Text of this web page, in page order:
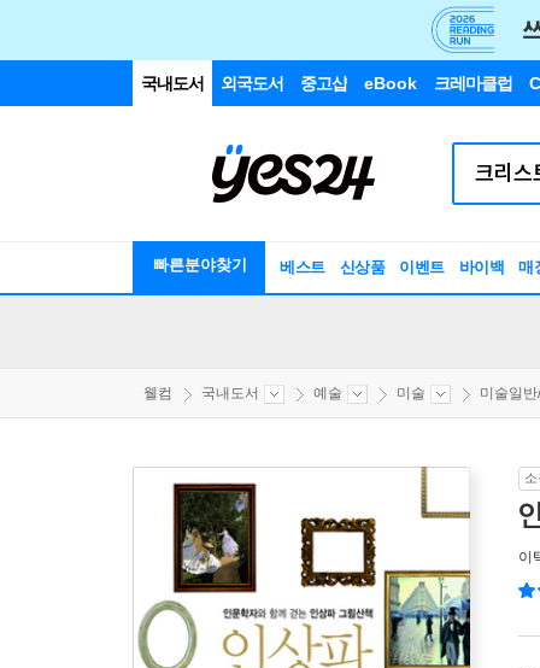
국내도서 외국도서 중고샵 eBook 크레마클럽
빠른분야찾기 베스트 신상품 이벤트 바이백 매
웰컴 국내도서 예술 미술 미술일
이